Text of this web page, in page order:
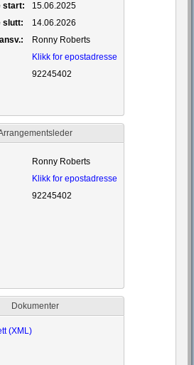
start:
15.06.2025
slutt:
14.06.2026
Ronny Roberts
Klikk for epostadresse
92245402
Ronny Roberts
Klikk for epostadresse
92245402
Dokumenter
(XML)